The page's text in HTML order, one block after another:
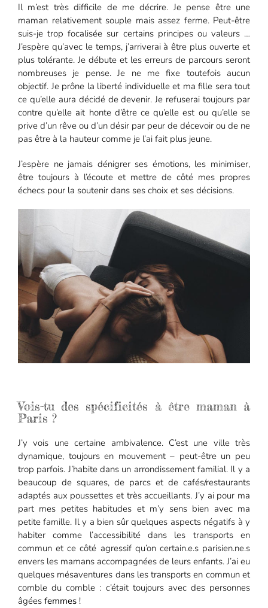
Il m’est très difficile de me décrire. Je pense être une
maman relativement souple mais assez ferme. Peut-être
suis-je trop focalisée sur certains principes ou valeurs …
J’espère qu’avec le temps, j’arriverai à être plus ouverte et
plus tolérante. Je débute et les erreurs de parcours seront
nombreuses je pense. Je ne me fixe toutefois aucun
objectif. Je prône la liberté individuelle et ma fille sera tout
ce qu’elle aura décidé de devenir. Je refuserai toujours par
contre qu’elle ait honte d’être ce qu’elle est ou qu’elle se
prive d’un rêve ou d’un désir par peur de décevoir ou de ne
pas être à la hauteur comme je l’ai fait plus jeune.
J’espère ne jamais dénigrer ses émotions, les minimiser,
être toujours à l’écoute et mettre de côté mes propres
échecs pour la soutenir dans ses choix et ses décisions.
Vois-tu des spécificités à être maman à
Paris ?
J’y vois une certaine ambivalence. C’est une ville très
dynamique, toujours en mouvement – peut-être un peu
trop parfois. J’habite dans un arrondissement familial. Il y a
beaucoup de squares, de parcs et de cafés/restaurants
adaptés aux poussettes et très accueillants. J’y ai pour ma
part mes petites habitudes et m’y sens bien avec ma
petite famille. Il y a bien sûr quelques aspects négatifs à y
habiter comme l’accessibilité dans les transports en
commun et ce côté agressif qu’on certain.e.s parisien.ne.s
envers les mamans accompagnées de leurs enfants. J’ai eu
quelques mésaventures dans les transports en commun et
comble du comble : c’était toujours avec des personnes
âgées femmes !